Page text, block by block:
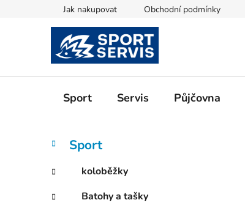
Jak nakupovat Obchodní podmínky
Sport Servis Půjčovna
P
s
r
Přeskočit
kategorie
K
a
e
g
o
Sport
koloběžky
Batohy a tašky